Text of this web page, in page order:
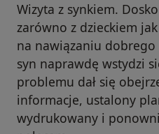
Wizyta z synkiem.
zarówno z dzieckiem
na nawiązaniu
syn naprawdę wstydzi
problemu dał się
informacje, ustalony
wydrukowany i